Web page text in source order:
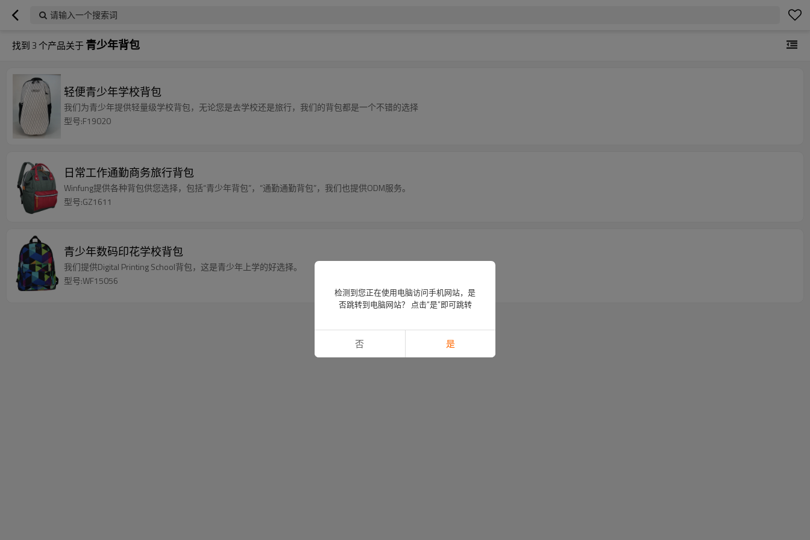
请输入一个搜索词
找到3个产品关于青少年背包
轻便青少年学校背包
我们为青少年提供轻量级学校背包，无论您是去学校还是旅行，我们的背包都是一个不错的选择
型号:F19020
日常工作通勤商务旅行背包
Winfung提供各种背包供您选择，包括“青少年背包”，“通勤通勤背包”，我们也提供ODM服务。
型号:GZ1611
青少年数码印花学校背包
我们提供Digital Printing School背包，这是青少年上学的好选择。
型号:WF15056
检测到您正在使用电脑访问手机网站，是
否跳转到电脑网站？ 点击“是”即可跳转
否 是